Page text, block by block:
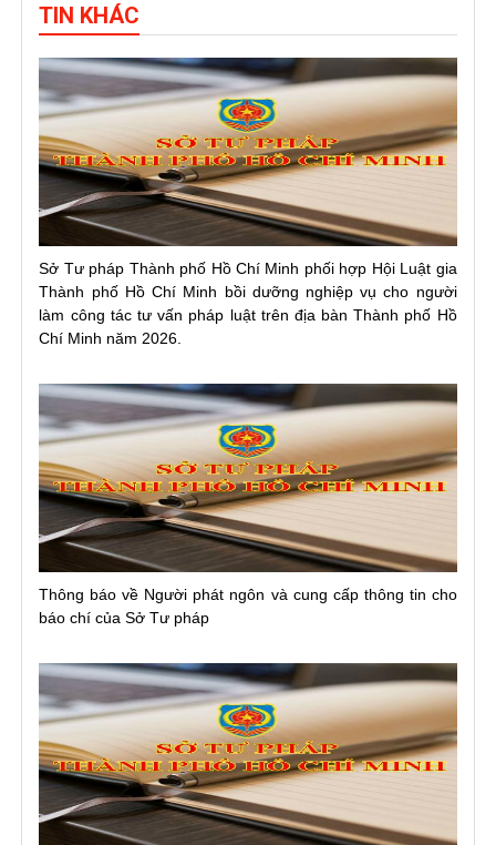
TIN KHÁC
Sở Tư pháp Thành phố Hồ Chí Minh phối hợp Hội Luật gia
Thành phố Hồ Chí Minh bồi dưỡng nghiệp vụ cho người
làm công tác tư vấn pháp luật trên địa bàn Thành phố Hồ
Chí Minh năm 2026.
Thông báo về Người phát ngôn và cung cấp thông tin cho
báo chí của Sở Tư pháp